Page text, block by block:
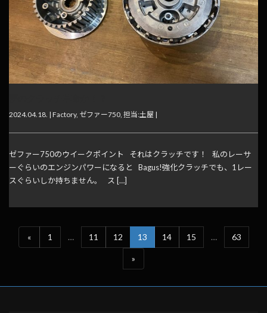
2024.04.18. | Factory, ゼファー750 担当:土屋 |
ゼファー750のウイークポイント それはクラッチです！ 私のレーサ
ーぐらいのエンジンパワーになると Bagus!強化クラッチでも、1レー
スぐらいしか持ちません。 ス […]
« 1 … 11 12 13 14 15 … 63
»